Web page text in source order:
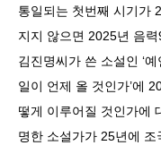
통일되는 첫번째 시기가
지지 않으면 2025년 음
김진명씨가 쓴 소설인 ‘
일이 언제 올 것인가’에
떻게 이루어질 것인가에
명한 소설가가 25년에